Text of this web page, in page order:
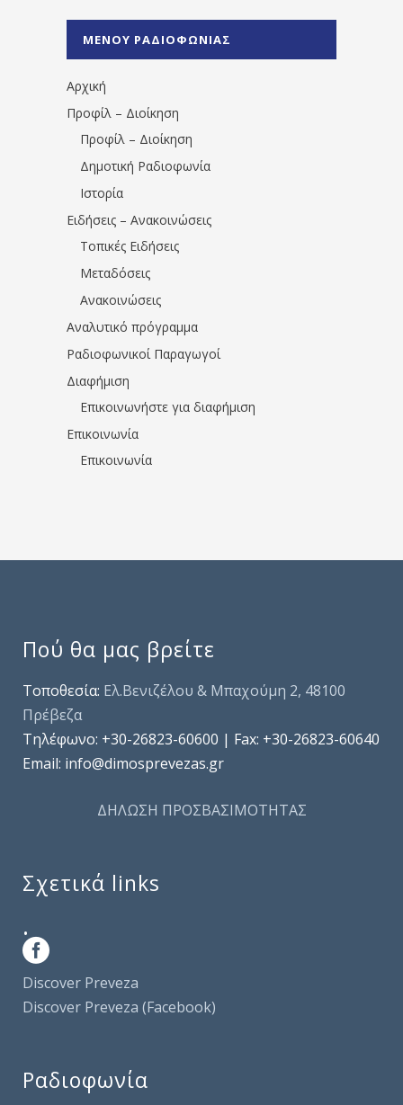
1531194763766854/" artist="" ]
ΜΕΝΟΥ ΡΑΔΙΟΦΩΝΙΑΣ
Αρχική
Προφίλ – Διοίκηση
Προφίλ – Διοίκηση
Δημοτική Ραδιοφωνία
Ιστορία
Ειδήσεις – Ανακοινώσεις
Τοπικές Ειδήσεις
Μεταδόσεις
Ανακοινώσεις
Αναλυτικό πρόγραμμα
Ραδιοφωνικοί Παραγωγοί
Διαφήμιση
Επικοινωνήστε για διαφήμιση
Επικοινωνία
Επικοινωνία
Πού θα μας βρείτε
Τοποθεσία: Ελ.Βενιζέλου & Μπαχούμη 2, 48100
Πρέβεζα
Τηλέφωνo: +30-26823-60600 | Fax: +30-26823-60640
Email: info@dimosprevezas.gr
ΔΗΛΩΣΗ ΠΡΟΣΒΑΣΙΜΟΤΗΤΑΣ
Σχετικά links
.
Discover Preveza
Discover Preveza (Facebook)
Ραδιοφωνία